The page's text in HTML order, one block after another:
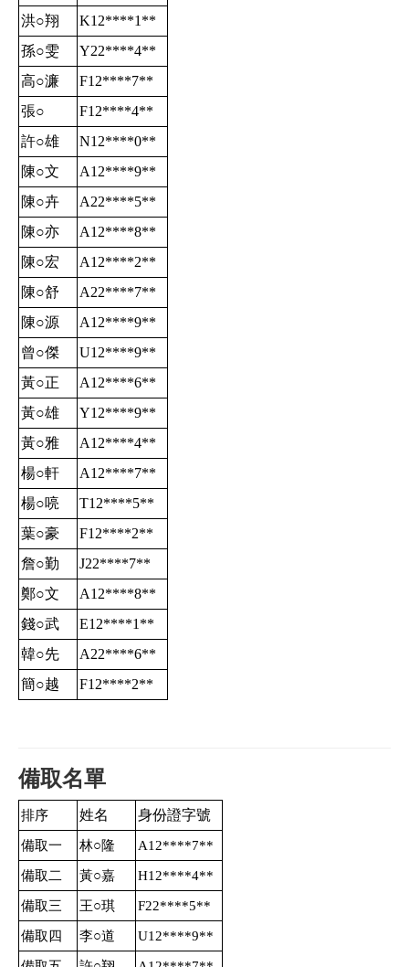
洪○翔
K12****1 **
孫○雯
Y22****4**
高○濂
F12****7**
張○
F12****4**
許○雄
N12****0**
陳○文
A12****9**
陳○卉
A22****5**
陳○亦
A12****8**
陳○宏
A12****2**
陳○舒
A22****7**
陳○源
A12****9**
曾○傑
U12****9**
黃○正
A12****6**
黃○雄
Y12****9**
黃○雅
A12****4**
楊○軒
A12****7**
楊○喨
T12****5**
葉○豪
F12****2**
詹○勤
J22****7**
鄭○文
A12****8**
錢○武
E12****1 **
韓○先
A22****6**
簡○越
F12****2**
備取名單
排序 姓名 身份證字號
備取一 林○隆 A12****7**
備取二 黃○嘉 H12****4**
備取三 王○琪 F22****5**
備取四 李○道 U12****9**